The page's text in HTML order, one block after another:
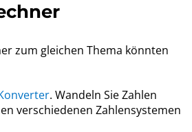
zum gleichen Thema könnten
. Wandeln Sie Zahlen
verschiedenen Zahlensystemen